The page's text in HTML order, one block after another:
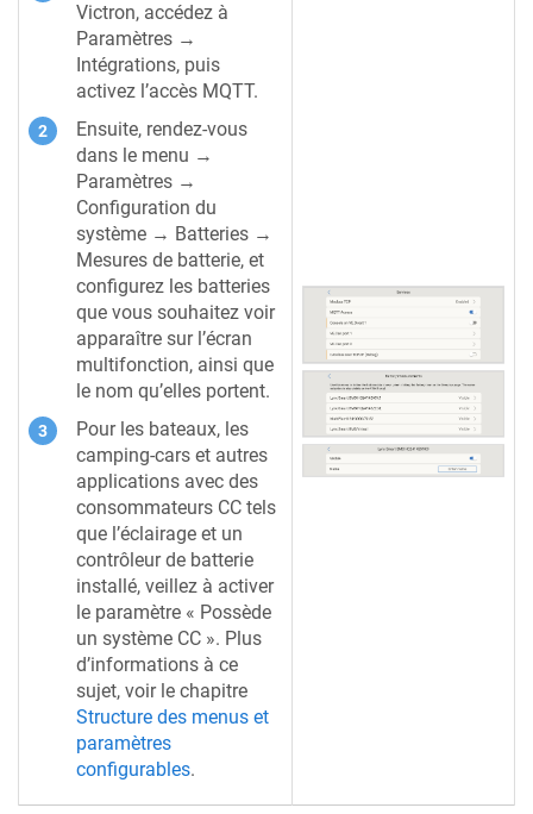
Victron, accédez à
Paramètres →
Intégrations, puis
activez l’accès MQTT.
Ensuite, rendez-vous
dans le menu →
Paramètres →
Configuration du
système → Batteries →
Mesures de batterie, et
configurez les batteries
que vous souhaitez voir
apparaître sur l’écran
multifonction, ainsi que
le nom qu’elles portent.
Pour les bateaux, les
camping-cars et autres
applications avec des
consommateurs CC tels
que l’éclairage et un
contrôleur de batterie
installé, veillez à activer
le paramètre « Possède
un système CC ». Plus
d’informations à ce
sujet, voir le chapitre
Structure des menus et
paramètres
configurables.